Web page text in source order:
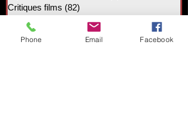
Critiques films (82)
Films Festival Sadique Master
20 posts
News (1)
Phone Email Facebook